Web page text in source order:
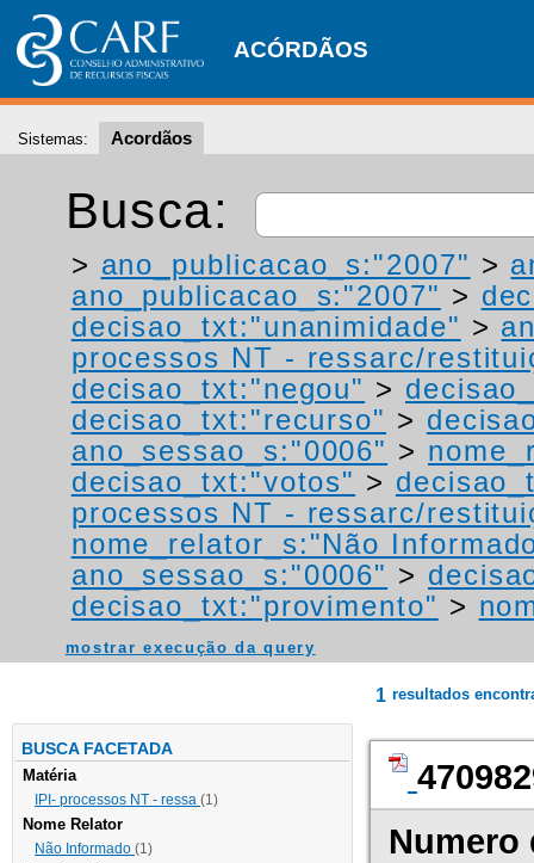
ACÓRDÃOS
Sistemas: Acordãos
Busca:
> ano_publicacao_s:"2007" >
ano_publicacao_s:"2007" >
decisao_txt:"unanimidade" >
processos NT - ressarc/
decisao_txt:"negou" >
decisao_txt:"recurso" >
ano_sessao_s:"0006" >
decisao_txt:"votos" >
processos NT - ressarc/
nome_relator_s:"Não
ano_sessao_s:"0006" >
decisao_txt:"provimento" >
mostrar execução da query
BUSCA FACETADA
Matéria
IPI- processos NT - ressa (1)
Nome Relator
Não Informado (1)
1 resultados
Numero